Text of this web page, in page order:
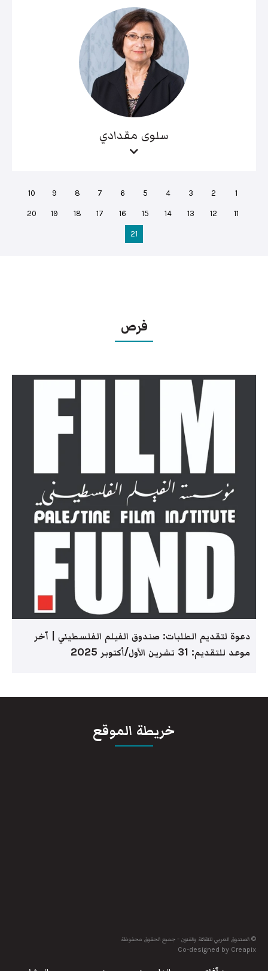
سلوى مقدادي
1
2
3
4
5
6
7
8
9
10
11
12
13
14
15
16
17
18
19
20
21
فرص
دعوة لتقديم الطلبات: صندوق الفيلم الفلسطيني | آخر
موعد للتقديم: 31 تشرين الأول/أكتوبر 2025
خريطة الموقع
© الصندوق العربي للثقافة والفنون - جميع الحقوق محفوظة
Co-designed by Creapix